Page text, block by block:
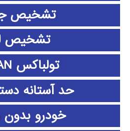
تشخیص
تشخیص
تولباکس WLAN
حد آستانه
خودرو بدون